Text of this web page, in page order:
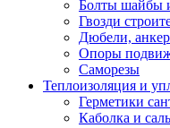
Болты шайбы
Гвозди
Дюбели,
Опоры
Саморезы
Теплоизоляция и
Герметики
Каболка и